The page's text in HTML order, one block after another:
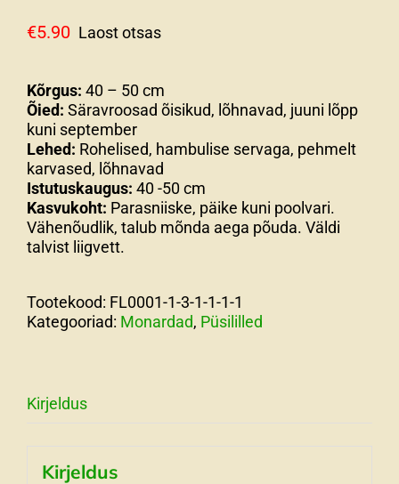
€5.90 Laost otsas
Kõrgus: 40 – 50 cm
Õied: Säravroosad õisikud, lõhnavad, juuni lõpp
kuni september
Lehed: Rohelised, hambulise servaga, pehmelt
karvased, lõhnavad
Istutuskaugus: 40 -50 cm
Kasvukoht: Parasniiske, päike kuni poolvari.
Vähenõudlik, talub mõnda aega põuda. Väldi
talvist liigvett.
Tootekood: FL0001-1-3-1-1-1-1
Kategooriad: Monardad, Püsililled
Kirjeldus
Kirjeldus